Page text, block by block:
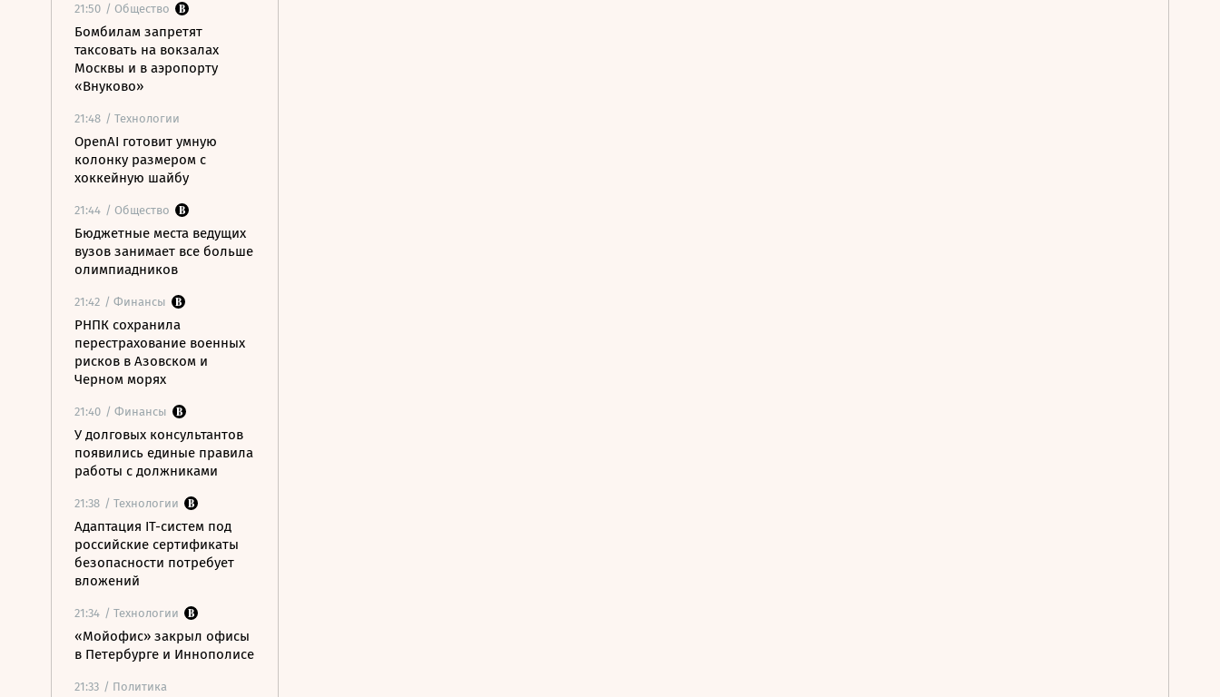
21:50 / Общество
Бомбилам запретят
таксовать на вокзалах
Москвы и в аэропорту
«Внуково»
21:48 / Технологии
OpenAI готовит умную
колонку размером с
хоккейную шайбу
21:44 / Общество
Бюджетные места ведущих
вузов занимает все больше
олимпиадников
21:42 / Финансы
РНПК сохранила
перестрахование военных
рисков в Азовском и
Черном морях
21:40 / Финансы
У долговых консультантов
появились единые правила
работы с должниками
21:38 / Технологии
Адаптация IT-систем под
российские сертификаты
безопасности потребует
вложений
21:34 / Технологии
«Мойофис» закрыл офисы
в Петербурге и Иннополисе
21:33 / Политика